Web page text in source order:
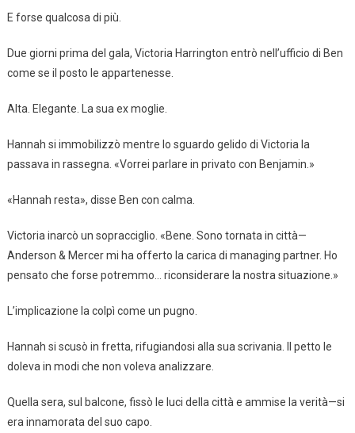
E forse qualcosa di più.
Due giorni prima del gala, Victoria Harrington entrò nell’ufficio di Ben
come se il posto le appartenesse.
Alta. Elegante. La sua ex moglie.
Hannah si immobilizzò mentre lo sguardo gelido di Victoria la
passava in rassegna. «Vorrei parlare in privato con Benjamin.»
«Hannah resta», disse Ben con calma.
Victoria inarcò un sopracciglio. «Bene. Sono tornata in città—
Anderson & Mercer mi ha offerto la carica di managing partner. Ho
pensato che forse potremmo… riconsiderare la nostra situazione.»
L’implicazione la colpì come un pugno.
Hannah si scusò in fretta, rifugiandosi alla sua scrivania. Il petto le
doleva in modi che non voleva analizzare.
Quella sera, sul balcone, fissò le luci della città e ammise la verità—si
era innamorata del suo capo.